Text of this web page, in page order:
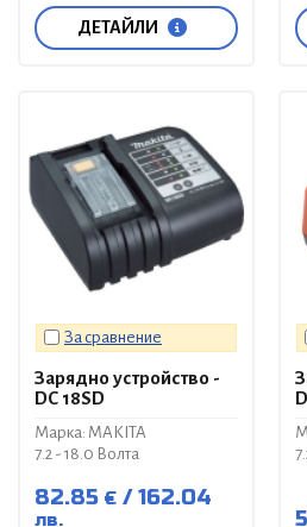
ДЕТАЙЛИ
За сравнение
Зарядно устройство -
DC 18SD
Марка: MAKITA
7.2 - 18.0 Волта
82.85 € 162.04
лв.